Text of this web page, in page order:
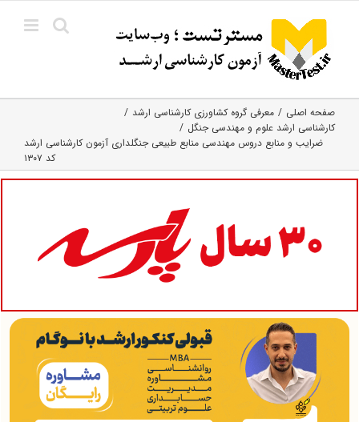
content
صفحه اصلی
معرفی گروه کشاورزی کارشناسی ارشد
کارشناسی ارشد علوم و مهندسی جنگل
ضرایب و منابع دروس مهندسی منابع طبیعی جنگلداری آزمون کارشناسی ارشد
کد ۱۳۰۷